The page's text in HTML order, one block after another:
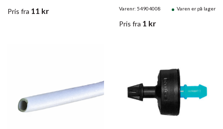
Pris fra 11 kr Varenr: 54904008 Varen er på lager
Pris fra 1 kr